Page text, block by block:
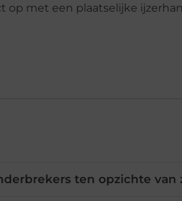
met een plaatselijke
ten opzichte van